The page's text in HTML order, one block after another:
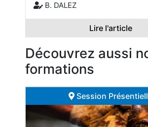
B. DALEZ
Lire l'article
Découvrez aussi
formations
Session